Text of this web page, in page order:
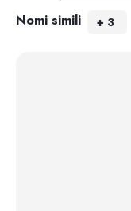
Nomi simili + 3